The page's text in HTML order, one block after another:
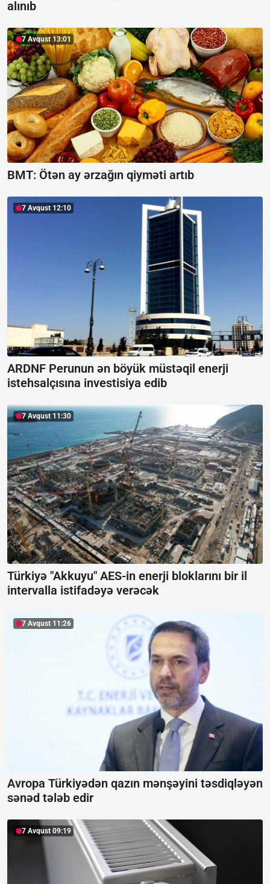
alınıb
7 Avqust 13:01
BMT: Ötən ay ərzağın qiyməti artıb
7 Avqust 12:10
ARDNF Perunun ən böyük müstəqil enerji
istehsalçısına investisiya edib
7 Avqust 11:30
Türkiyə "Akkuyu" AES-in enerji bloklarını bir il
intervalla istifadəyə verəcək
7 Avqust 11:26
Avropa Türkiyədən qazın mənşəyini təsdiqləyən
sənəd tələb edir
7 Avqust 09:19